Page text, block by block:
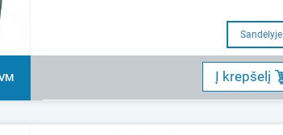
Sandėlyje
Į krepšelį